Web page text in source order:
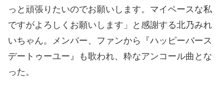
っと頑張りたいのでお願いします。マイペースな私
ですがよろしくお願いします」と感謝する北乃みれ
いちゃん。メンバー、ファンから『ハッピーバース
デートゥーユー』も歌われ、粋なアンコール曲とな
った。